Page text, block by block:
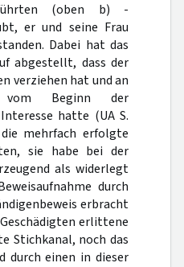
(oben b) -
er und seine Frau
Dabei hat das
abgestellt, dass der
verziehen hat und an
vom Beginn der
hatte (UA S.
mehrfach erfolgte
sie habe bei der
als widerlegt
durch
erbracht
erlittene
Stichkanal, noch das
durch einen in dieser